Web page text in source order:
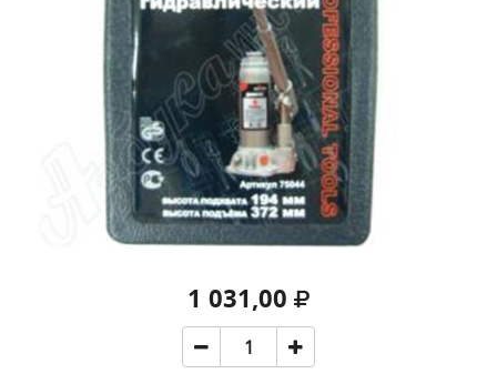
1 031,00